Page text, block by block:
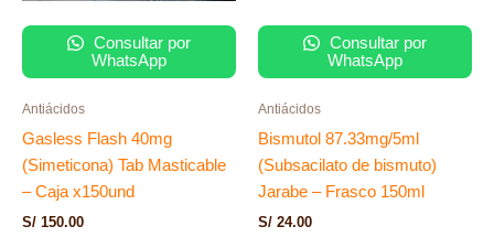
Consultar por
WhatsApp
Antiácidos
Gasless Flash 40mg
(Simeticona) Tab Masticable
– Caja x150und
S/ 150.00
Consultar por
WhatsApp
Antiácidos
Bismutol 87.33mg/5ml
(Subsacilato de bismuto)
Jarabe – Frasco 150ml
S/ 24.00